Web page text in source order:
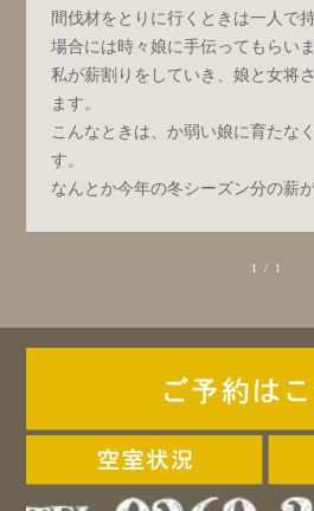
間伐材をとりに行くときは一人で
場合には時々娘に手伝ってもらいま
私が薪割りをしていき、娘と女将
ます。
こんなときは、か弱い娘に育たな
す。
なんとか今年の冬シーズン分の薪
1 / 1